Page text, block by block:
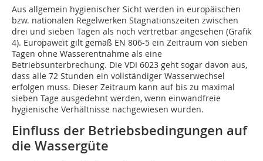
Aus allgemein hygienischer Sicht werden in europäischen
bzw. nationalen Regelwerken Stagnationszeiten zwischen
drei und sieben Tagen als noch vertretbar angesehen (Grafik
4). Europaweit gilt gemäß EN 806-5 ein Zeitraum von sieben
Tagen ohne Wasserentnahme als eine
Betriebsunterbrechung. Die VDI 6023 geht sogar davon aus,
dass alle 72 Stunden ein vollständiger Wasserwechsel
erfolgen muss. Dieser Zeitraum kann auf bis zu maximal
sieben Tage ausgedehnt werden, wenn einwandfreie
hygienische Verhältnisse nachgewiesen wurden.
Einfluss der Betriebsbedingungen auf
die Wassergüte